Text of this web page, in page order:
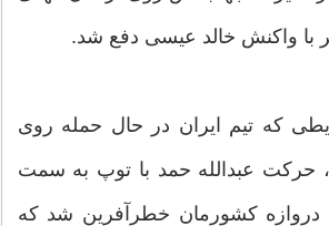
با واکنش خالد عیسی دفع شد.
شرایطی که تیم ایران در حال حمله روی
حرکت عبدالله حمد با توپ به سمت
دروازه کشورمان خطرآفرین شد که